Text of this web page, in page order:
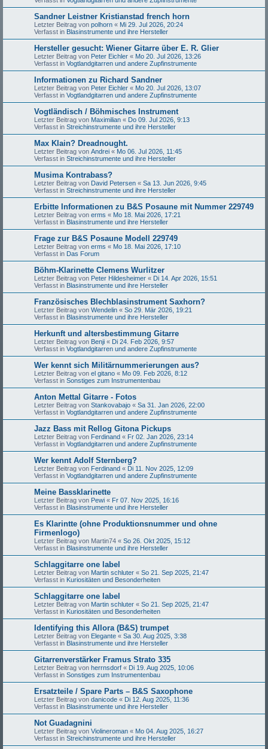
Sandner Leistner Kristianstad french horn
Letzter Beitrag von polhorn « Mi 29. Jul 2026, 20:24
Verfasst in Blasinstrumente und ihre Hersteller
Hersteller gesucht: Wiener Gitarre über E. R. Glier
Letzter Beitrag von Peter Eichler « Mo 20. Jul 2026, 13:26
Verfasst in Vogtlandgitarren und andere Zupfinstrumente
Informationen zu Richard Sandner
Letzter Beitrag von Peter Eichler « Mo 20. Jul 2026, 13:07
Verfasst in Vogtlandgitarren und andere Zupfinstrumente
Vogtländisch / Böhmisches Instrument
Letzter Beitrag von Maximilian « Do 09. Jul 2026, 9:13
Verfasst in Streichinstrumente und ihre Hersteller
Max Klain? Dreadnought.
Letzter Beitrag von Andrei « Mo 06. Jul 2026, 11:45
Verfasst in Streichinstrumente und ihre Hersteller
Musima Kontrabass?
Letzter Beitrag von David Petersen « Sa 13. Jun 2026, 9:45
Verfasst in Streichinstrumente und ihre Hersteller
Erbitte Informationen zu B&S Posaune mit Nummer 229749
Letzter Beitrag von erms « Mo 18. Mai 2026, 17:21
Verfasst in Blasinstrumente und ihre Hersteller
Frage zur B&S Posaune Modell 229749
Letzter Beitrag von erms « Mo 18. Mai 2026, 17:10
Verfasst in Das Forum
Böhm-Klarinette Clemens Wurlitzer
Letzter Beitrag von Peter Hildesheimer « Di 14. Apr 2026, 15:51
Verfasst in Blasinstrumente und ihre Hersteller
Französisches Blechblasinstrument Saxhorn?
Letzter Beitrag von Wendelin « So 29. Mär 2026, 19:21
Verfasst in Blasinstrumente und ihre Hersteller
Herkunft und altersbestimmung Gitarre
Letzter Beitrag von Benji « Di 24. Feb 2026, 9:57
Verfasst in Vogtlandgitarren und andere Zupfinstrumente
Wer kennt sich Militärnummerierungen aus?
Letzter Beitrag von el gitano « Mo 09. Feb 2026, 8:12
Verfasst in Sonstiges zum Instrumentenbau
Anton Mettal Gitarre - Fotos
Letzter Beitrag von Stankovabajo « Sa 31. Jan 2026, 22:00
Verfasst in Vogtlandgitarren und andere Zupfinstrumente
Jazz Bass mit Rellog Gitona Pickups
Letzter Beitrag von Ferdinand « Fr 02. Jan 2026, 23:14
Verfasst in Vogtlandgitarren und andere Zupfinstrumente
Wer kennt Adolf Sternberg?
Letzter Beitrag von Ferdinand « Di 11. Nov 2025, 12:09
Verfasst in Vogtlandgitarren und andere Zupfinstrumente
Meine Bassklarinette
Letzter Beitrag von Pewi « Fr 07. Nov 2025, 16:16
Verfasst in Blasinstrumente und ihre Hersteller
Es Klarintte (ohne Produktionsnummer und ohne
Firmenlogo)
Letzter Beitrag von Martin74 « So 26. Okt 2025, 15:12
Verfasst in Blasinstrumente und ihre Hersteller
Schlaggitarre one label
Letzter Beitrag von Martin schluter « So 21. Sep 2025, 21:47
Verfasst in Kuriositäten und Besonderheiten
Schlaggitarre one label
Letzter Beitrag von Martin schluter « So 21. Sep 2025, 21:47
Verfasst in Kuriositäten und Besonderheiten
Identifying this Allora (B&S) trumpet
Letzter Beitrag von Elegante « Sa 30. Aug 2025, 3:38
Verfasst in Blasinstrumente und ihre Hersteller
Gitarrenverstärker Framus Strato 335
Letzter Beitrag von herrnsdorf « Di 19. Aug 2025, 10:06
Verfasst in Sonstiges zum Instrumentenbau
Ersatzteile / Spare Parts – B&S Saxophone
Letzter Beitrag von danicode « Di 12. Aug 2025, 11:36
Verfasst in Blasinstrumente und ihre Hersteller
Not Guadagnini
Letzter Beitrag von Violineroman « Mo 04. Aug 2025, 16:27
Verfasst in Streichinstrumente und ihre Hersteller